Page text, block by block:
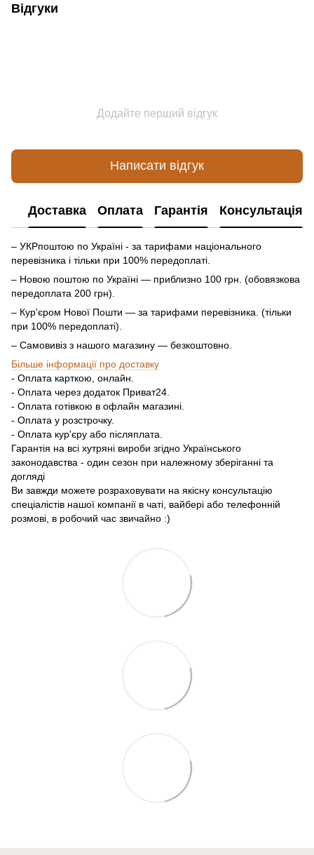
Відгуки
Додайте перший відгук
Написати відгук
Доставка Оплата Гарантія Консультація
– УКРпоштою по Україні - за тарифами національного
перевізника і тільки при 100% передоплаті.
– Новою поштою по Україні — приблизно 100 грн. (обовязкова
передоплата 200 грн).
– Кур'єром Нової Пошти — за тарифами перевізника. (тільки
при 100% передоплаті).
– Самовивіз з нашого магазину — безкоштовно.
Більше інформації про доставку
- Оплата карткою, онлайн.
- Оплата через додаток Приват24.
- Оплата готівкою в офлайн магазині.
- Оплата у розстрочку.
- Оплата кур'єру або післяплата.
Гарантія на всі хутряні вироби згідно Українського
законодавства - один сезон при належному зберіганні та
догляді
Ви завжди можете розраховувати на якісну консультацію
спеціалістів нашої компанії в чаті, вайбері або телефонній
розмові, в робочий час звичайно :)